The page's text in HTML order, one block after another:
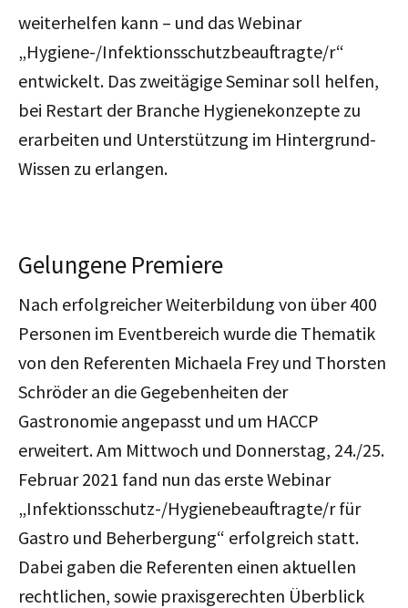
weiterhelfen kann – und das Webinar
„Hygiene-/Infektionsschutzbeauftragte/r“
entwickelt. Das zweitägige Seminar soll helfen,
bei Restart der Branche Hygienekonzepte zu
erarbeiten und Unterstützung im Hintergrund-
Wissen zu erlangen.
Gelungene Premiere
Nach erfolgreicher Weiterbildung von über 400
Personen im Eventbereich wurde die Thematik
von den Referenten Michaela Frey und Thorsten
Schröder an die Gegebenheiten der
Gastronomie angepasst und um HACCP
erweitert. Am Mittwoch und Donnerstag, 24./25.
Februar 2021 fand nun das erste Webinar
„Infektionsschutz-/Hygienebeauftragte/r für
Gastro und Beherbergung“ erfolgreich statt.
Dabei gaben die Referenten einen aktuellen
rechtlichen, sowie praxisgerechten Überblick